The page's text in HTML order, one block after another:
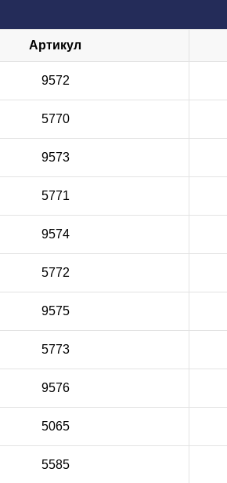
Артикул
9572
5770
9573
5771
9574
5772
9575
5773
9576
5065
5585